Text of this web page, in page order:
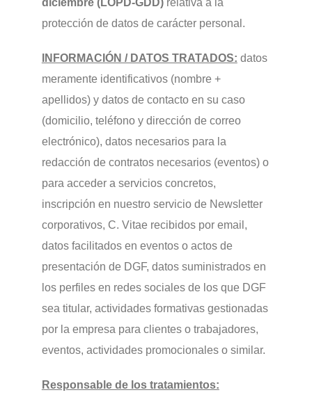
diciembre (LOPD-GDD) relativa a la
protección de datos de carácter personal.
INFORMACIÓN / DATOS TRATADOS: datos
meramente identificativos (nombre +
apellidos) y datos de contacto en su caso
(domicilio, teléfono y dirección de correo
electrónico), datos necesarios para la
redacción de contratos necesarios (eventos) o
para acceder a servicios concretos,
inscripción en nuestro servicio de Newsletter
corporativos, C. Vitae recibidos por email,
datos facilitados en eventos o actos de
presentación de DGF, datos suministrados en
los perfiles en redes sociales de los que DGF
sea titular, actividades formativas gestionadas
por la empresa para clientes o trabajadores,
eventos, actividades promocionales o similar.
Responsable de los tratamientos: